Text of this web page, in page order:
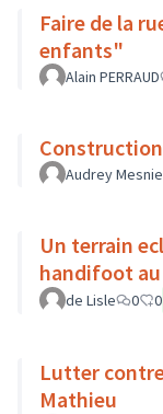
Faire de la
enfants"
Alain PERRAUD
Audrey
Un terrain
handifoot
de Lisle 0 0
Lutter
Mathieu